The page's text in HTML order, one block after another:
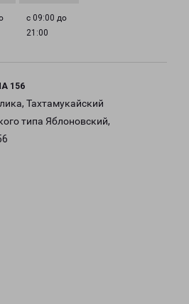
с 09:00 до
21:00
156
Тахтамукайский
типа Яблоновский,